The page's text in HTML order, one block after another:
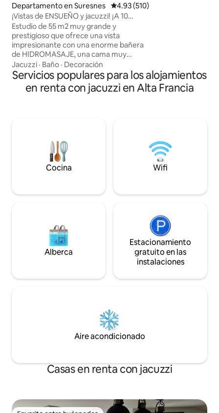
Departamento en Suresnes Calificación promedio: 4.93 de
4.93 (510)
¡Vistas de ENSUEÑO y jacuzzi! ¡A 10
minutos del centro de París!
Estudio de 55 m2 muy grande y
prestigioso que ofrece una vista
impresionante con una enorme bañera
de HIDROMASAJE, una cama muy
grande y una ducha italiana. Situado en
una zona tranquila y segura a 10 minutos
de la famosa Avenue des Champs
Elysées (centro de París). Ofrezco por 95
Feliz Cumpleaños) y por 175 € viene con
una buena botella de champán y fresas.
Jacuzzi · Baño · Decoración
Servicios populares para los alojamientos
en renta con jacuzzi en Alta Francia
Cocina Wifi
Alberca
Estacionamiento
gratuito en las
instalaciones
Aire acondicionado
Casas en renta con jacuzzi